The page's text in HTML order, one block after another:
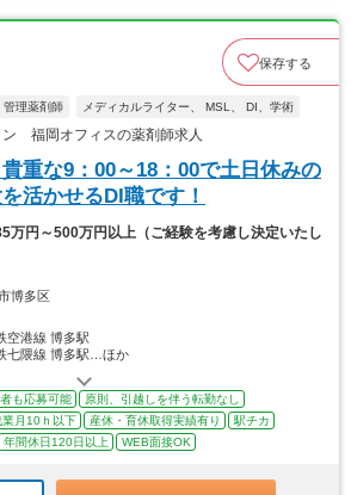
保存する
管理薬剤師 メディカルライター、 MSL、 DI、学術
福岡オフィスの薬剤師求人
貴重な9：00～18：00で土日休みの
活かせるDI職です！
万円～500万円以上（ご経験を考慮し決定いたし
博多区
空港線 博多駅
七隈線 博多駅…ほか
も応募可能
原則、引越しを伴う転勤なし
業月10ｈ以下 産休・育休取得実績有り
駅チカ
年間休日120日以上 WEB面接OK